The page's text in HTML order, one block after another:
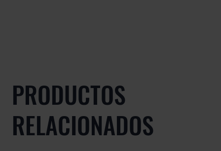
PRODUCTOS
RELACIONADOS